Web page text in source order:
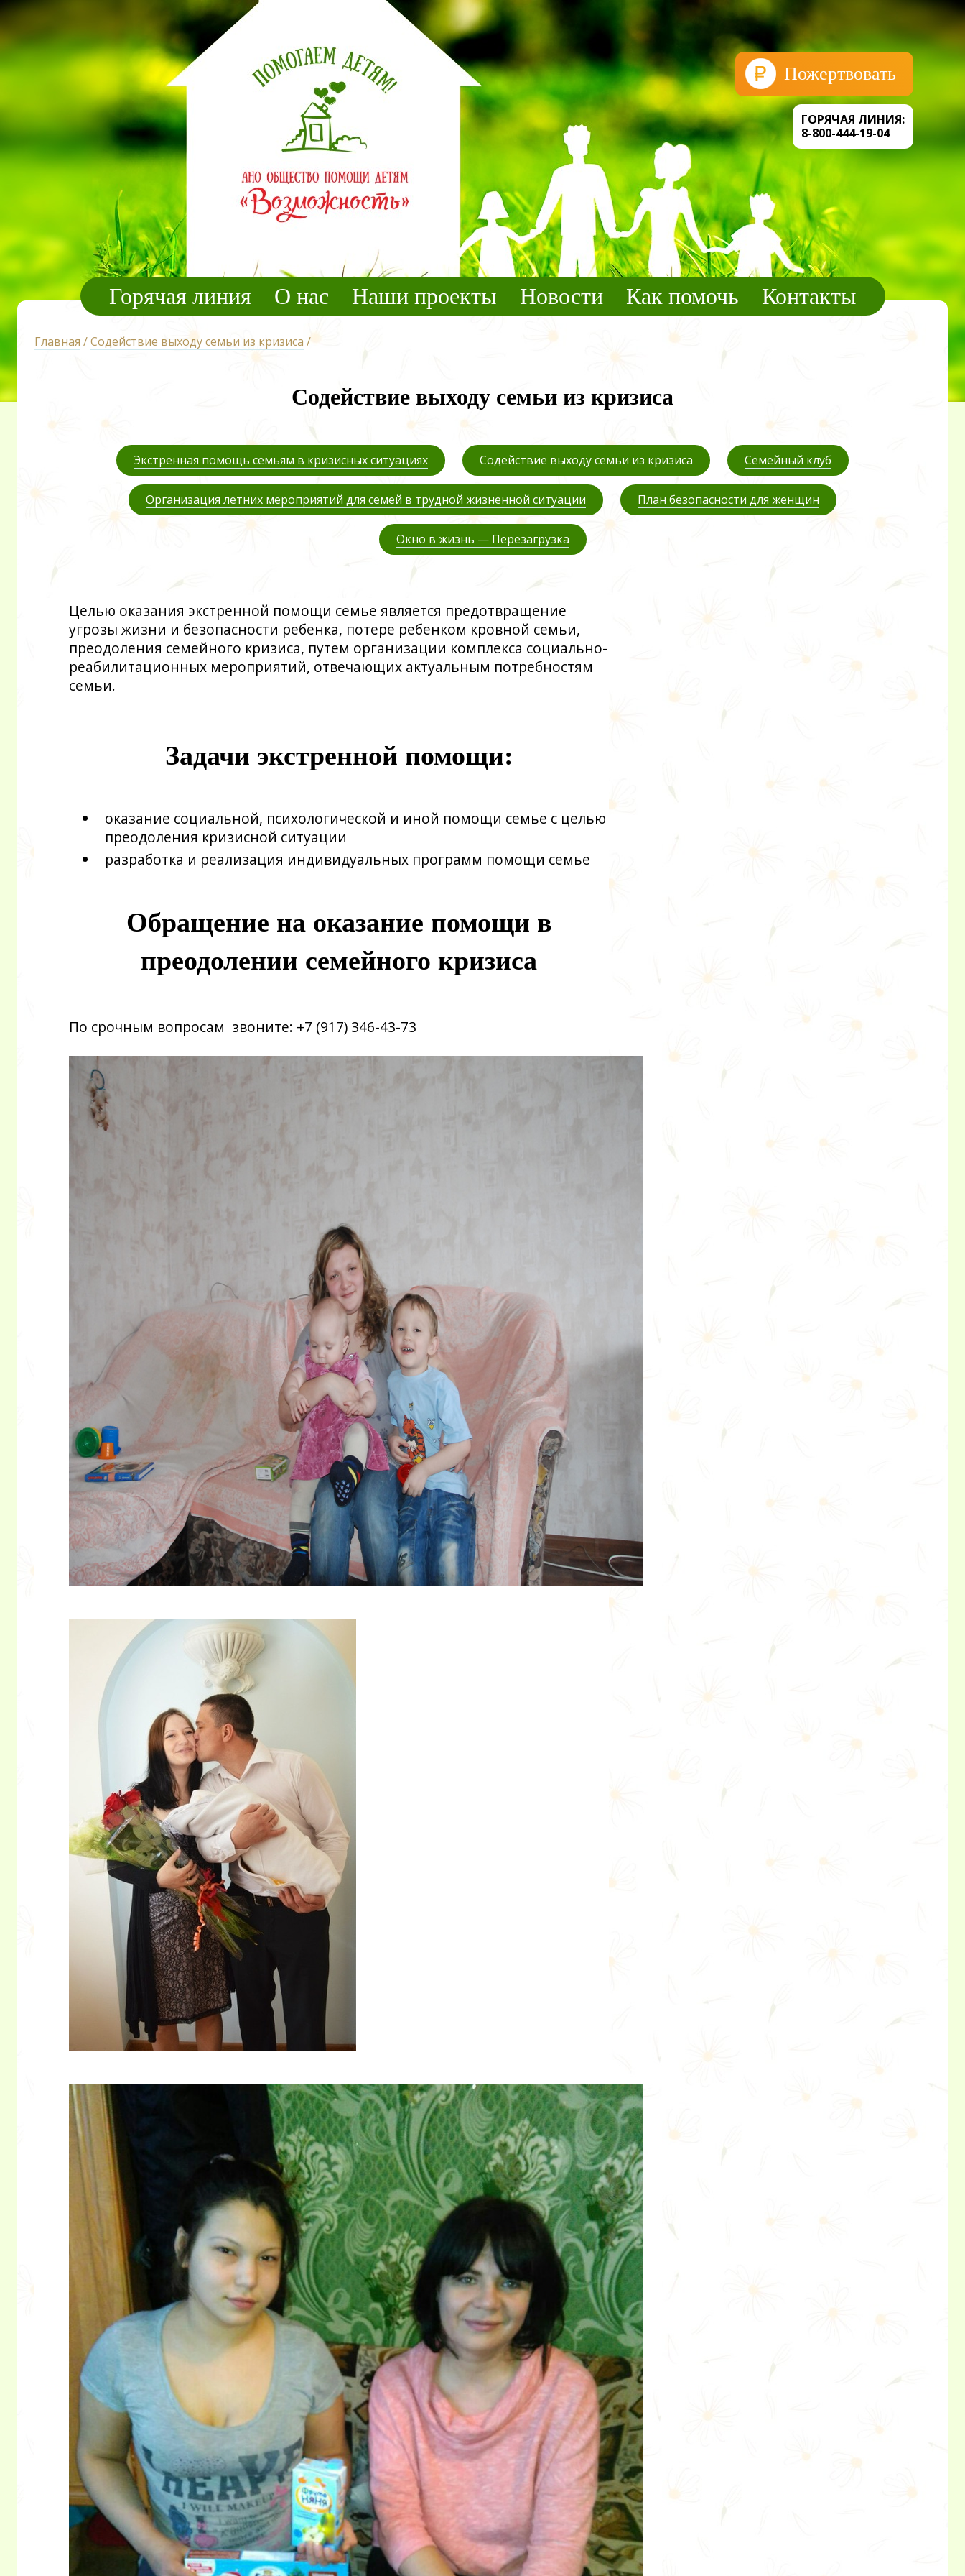
Пожертвовать
ГОРЯЧАЯ ЛИНИЯ:
8-800-444-19-04
Горячая линия О нас Наши проекты Новости Как помочь Контакты
Главная /Содействие выходу семьи из кризиса /
Содействие выходу семьи из кризиса
Экстренная помощь семьям в кризисных ситуациях Содействие выходу семьи из кризиса Семейный клуб
Организация летних мероприятий для семей в трудной жизненной ситуации План безопасности для женщин
Окно в жизнь — Перезагрузка
Целью оказания экстренной помощи семье является предотвращение
угрозы жизни и безопасности ребенка, потере ребенком кровной семьи,
преодоления семейного кризиса, путем организации комплекса социально-
реабилитационных мероприятий, отвечающих актуальным потребностям
семьи.
Задачи экстренной помощи:
​оказание социальной, психологической и иной помощи семье с целью
преодоления кризисной ситуации
разработка и реализация индивидуальных программ помощи семье
​Обращение на оказание помощи в
преодолении семейного кризиса
По срочным вопросам звоните: +7 (917) 346-43-73